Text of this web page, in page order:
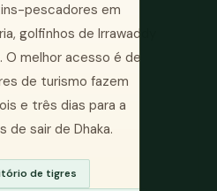
pescadores em
golfinhos de Irrawaddy
O melhor acesso é de
de turismo fazem
e três dias para a
de sair de Dhaka.
de tigres